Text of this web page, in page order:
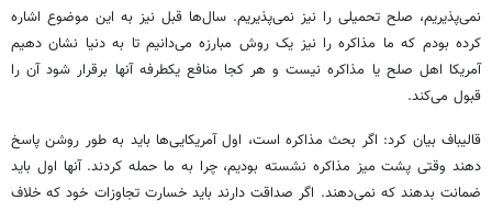
نمی‌پذیریم، صلح تحمیلی را نیز نمی‌پذیریم. سال‌ها قبل نیز به این موضوع اشاره
کرده بودم که ما مذاکره را نیز یک روش مبارزه می‌دانیم تا به دنیا نشان دهیم
آمریکا اهل صلح یا مذاکره نیست و هر کجا منافع یکطرفه آنها برقرار شود آن را
قبول می‌کند.
قالیباف بیان کرد: اگر بحث مذاکره است، اول آمریکایی‌ها باید به طور روشن پاسخ
دهند وقتی پشت میز مذاکره نشسته بودیم، چرا به ما حمله کردند. آنها اول باید
ضمانت بدهند که نمی‌دهند. اگر صداقت دارند باید خسارت تجاوزات خود که خلاف